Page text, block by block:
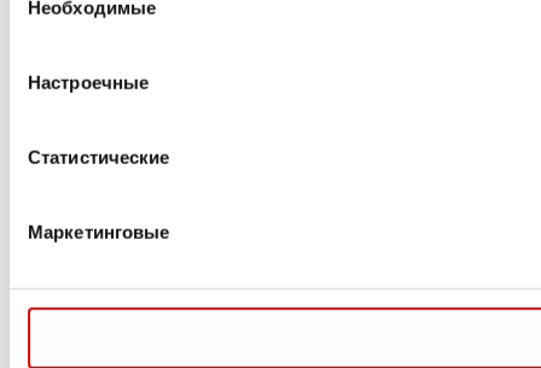
согласия
Необходимые
Настроечные
Статистические
Маркетинговые